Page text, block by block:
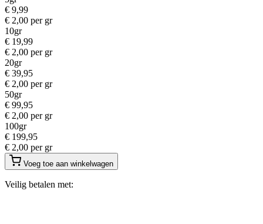
€ 9,99
€ 2,00 per gr
10gr
€ 19,99
€ 2,00 per gr
20gr
€ 39,95
€ 2,00 per gr
50gr
€ 99,95
€ 2,00 per gr
100gr
€ 199,95
€ 2,00 per gr
Voeg toe aan winkelwagen
Veilig betalen met: